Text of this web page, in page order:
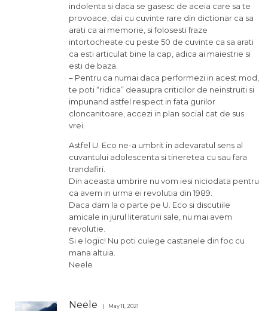
indolenta si daca se gasesc de aceia care sa te
provoace, dai cu cuvinte rare din dictionar ca sa
arati ca ai memorie, si folosesti fraze
intortocheate cu peste 50 de cuvinte ca sa arati
ca esti articulat bine la cap, adica ai maiestrie si
esti de baza.
– Pentru ca numai daca performezi in acest mod,
te poti “ridica” deasupra criticilor de neinstruiti si
impunand astfel respect in fata gurilor
cloncanitoare, accezi in plan social cat de sus
vrei.
Astfel U. Eco ne-a umbrit in adevaratul sens al
cuvantului adolescenta si tineretea cu sau fara
trandafiri.
Din aceasta umbrire nu vom iesi niciodata pentru
ca avem in urma ei revolutia din 1989.
Daca dam la o parte pe U. Eco si discutiile
amicale in jurul literaturii sale, nu mai avem
revolutie.
Si e logic! Nu poti culege castanele din foc cu
mana altuia.
Neele
Neele May 11, 2021